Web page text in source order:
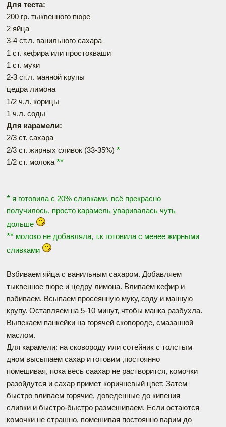
Для теста:
200 гр. тыквенного пюре
2 яйца
3-4 ст.л. ванильного сахара
1 ст. кефира или простокваши
1 ст. муки
2-3 ст.л. манной крупы
цедра лимона
1/2 ч.л. корицы
1 ч.л. соды
Для карамели:
2/3 ст. сахара
2/3 ст. жирных сливок (33-35%) *
1/2 ст. молока **
* я готовила с 20% сливками. всё прекрасно
получилось, просто карамель уваривалась чуть
дольше
** молоко не добавляла, т.к готовила с менее жирными
сливками
Взбиваем яйца с ванильным сахаром. Добавляем
тыквенное пюре и цедру лимона. Вливаем кефир и
взбиваем. Всыпаем просеянную муку, соду и манную
крупу. Оставляем на 5-10 минут, чтобы манка разбухла.
Выпекаем панкейки на горячей сковороде, смазанной
маслом.
Для карамели: на сковороду или сотейник с толстым
дном высыпаем сахар и готовим ,постоянно
помешивая, пока весь саахар не растворится, комочки
разойдутся и сахар примет коричневый цвет. Затем
быстро вливаем горячие, доведенные до кипения
сливки и быстро-быстро размешиваем. Если остаются
комочки не страшно, помешивая постоянно варим до